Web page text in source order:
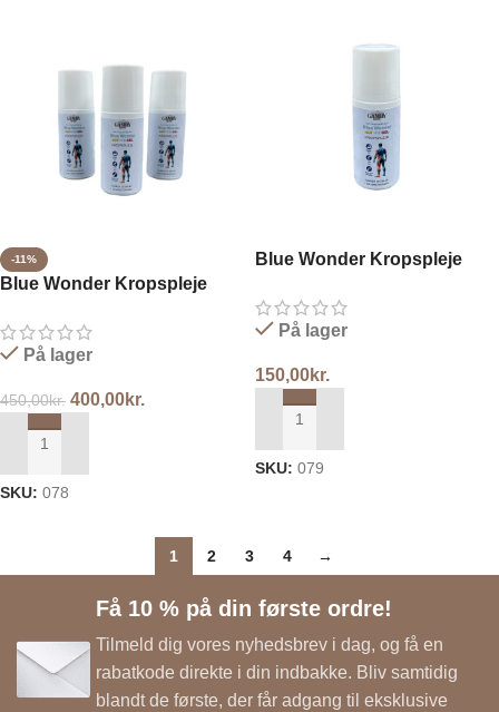
-11%
Blue Wonder Kropspleje
På lager
450,00kr. 400,00kr.
TILFØJ TIL KURV
SKU: 078
Blue Wonder Kropspleje
På lager
150,00kr.
TILFØJ TIL KURV
SKU: 079
1 2 3 4 →
Få 10 % på din første ordre!
Tilmeld dig vores nyhedsbrev i dag, og få en
rabatkode direkte i din indbakke. Bliv samtidig
blandt de første, der får adgang til eksklusive